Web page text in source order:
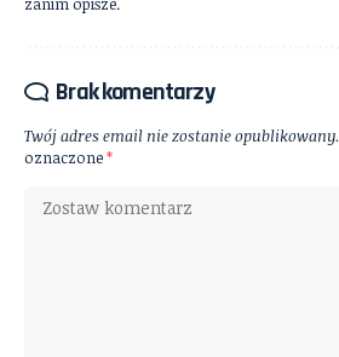
Brak komentarzy
Twój adres email nie zostanie opublikowany.
oznaczone*